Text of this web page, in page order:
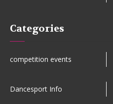
Categories
competition events
Dancesport Info